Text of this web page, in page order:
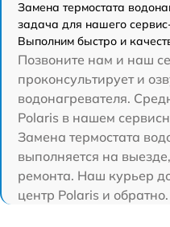
Замена термостата
задача для нашего
Выполним быстро и
Позвоните нам и наш
проконсультирует и
водонагревателя.
Polaris в нашем
Замена термостата
выполняется на
ремонта. Наш курьер
центр Polaris и обратно.